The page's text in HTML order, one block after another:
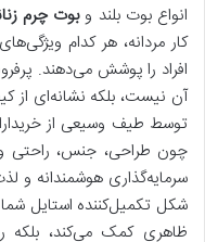
انواع بوت بلند و بوت چرم
کار مردانه، هر کدام
افراد را پوشش می‌دهند.
آن نیست، بلکه نشانه‌ای از
توسط طیف وسیعی از
چون طراحی، جنس، راحتی
سرمایه‌گذاری هوشمندانه و
شکل تکمیل‌کننده استایل
ظاهری کمک می‌کند، بلکه